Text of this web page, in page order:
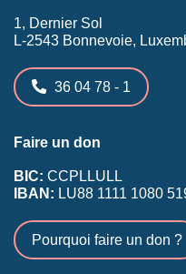
1, Dernier Sol
L-2543 Bonnevoie,
36 04 78 - 1
Faire un don
BIC: CCPLLULL
IBAN: LU88 1111 1080
Pourquoi faire un don ?